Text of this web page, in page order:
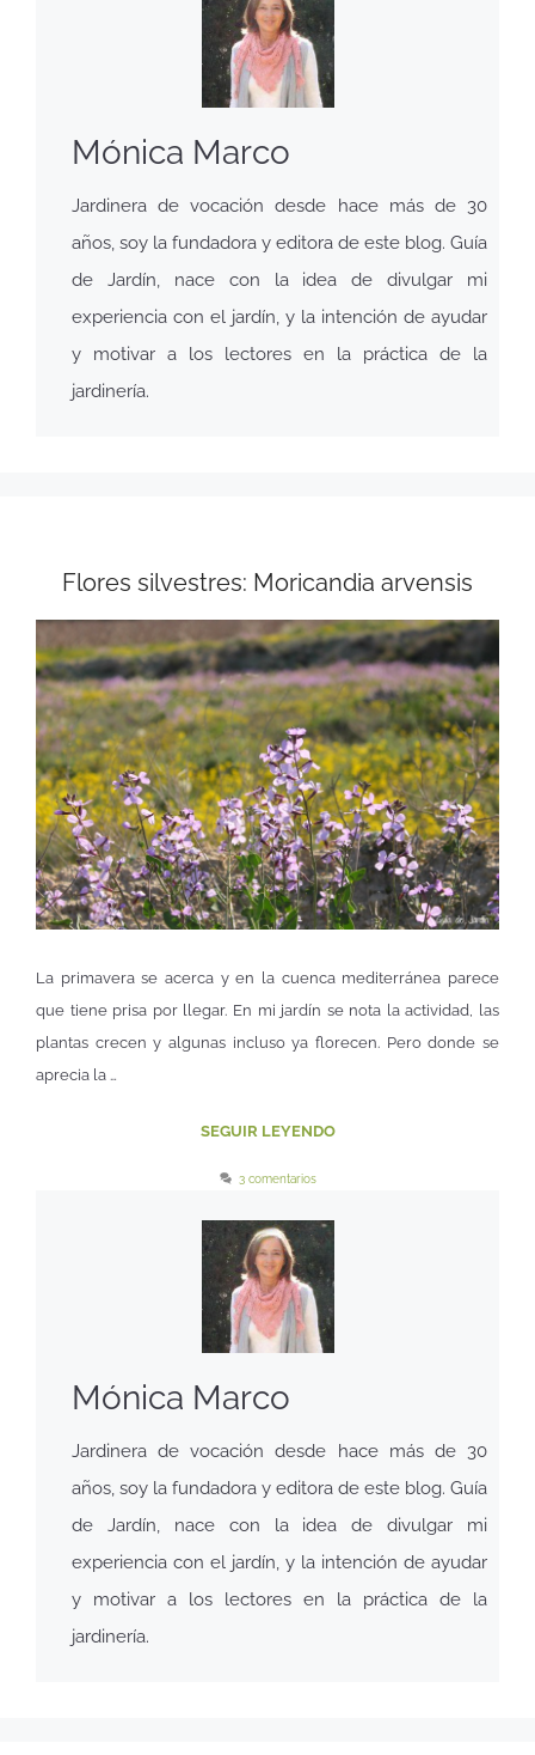
Mónica Marco
Jardinera de vocación desde hace más de 30
años, soy la fundadora y editora de este blog. Guía
de Jardín, nace con la idea de divulgar mi
experiencia con el jardín, y la intención de ayudar
y motivar a los lectores en la práctica de la
jardinería.
Flores silvestres: Moricandia arvensis
La primavera se acerca y en la cuenca mediterránea parece
que tiene prisa por llegar. En mi jardín se nota la actividad, las
plantas crecen y algunas incluso ya florecen. Pero donde se
aprecia la …
SEGUIR LEYENDO
3 comentarios
Mónica Marco
Jardinera de vocación desde hace más de 30
años, soy la fundadora y editora de este blog. Guía
de Jardín, nace con la idea de divulgar mi
experiencia con el jardín, y la intención de ayudar
y motivar a los lectores en la práctica de la
jardinería.